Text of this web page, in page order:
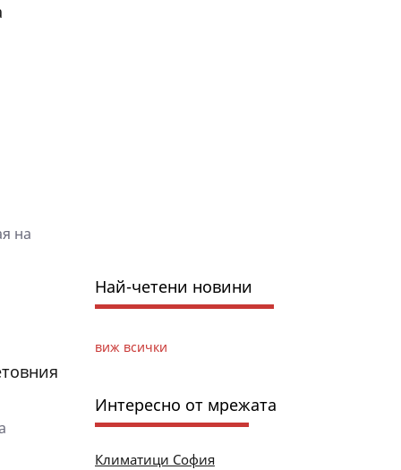
на
Най-четени новини
виж всички
Интересно от мрежата
Климатици София